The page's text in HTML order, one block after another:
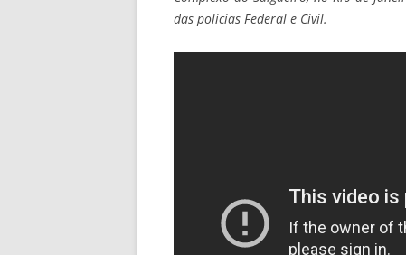
das polícias Federal e Civil.